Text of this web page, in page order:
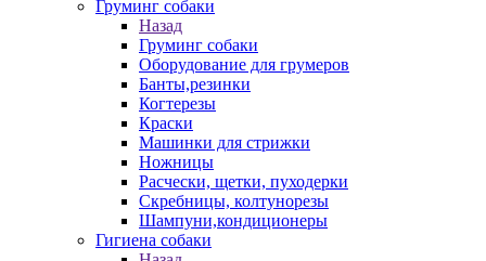
Груминг собаки
Назад
Груминг собаки
Оборудование для грумеров
Банты,резинки
Когтерезы
Краски
Машинки для стрижки
Ножницы
Расчески, щетки, пуходерки
Скребницы, колтунорезы
Шампуни,кондиционеры
Гигиена собаки